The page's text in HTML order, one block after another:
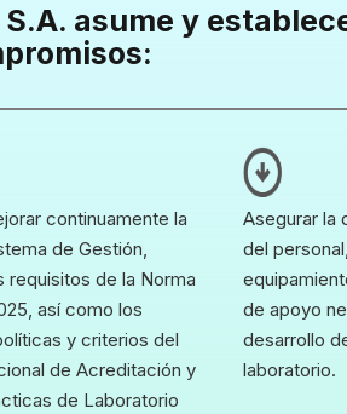
asume y
continuamente la
de Gestión,
requisitos de la Norma
así como los
y criterios del
de Acreditación y
de Laboratorio
Asegurar la
del
de apoyo
desarrollo
laboratorio.